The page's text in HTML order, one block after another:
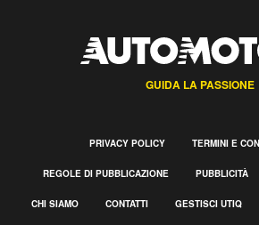
GUIDA LA PASSIONE
PRIVACY POLICY TERMINI E
REGOLE DI PUBBLICAZIONE PUBBLICITÀ
CHI SIAMO CONTATTI GESTISCI UTIQ